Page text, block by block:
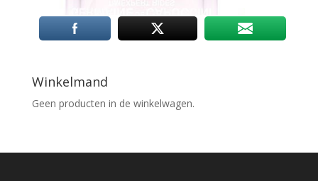
Winkelmand
Geen producten in de winkelwagen.